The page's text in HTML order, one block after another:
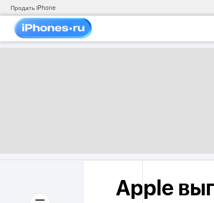
Продать iPhone
Apple